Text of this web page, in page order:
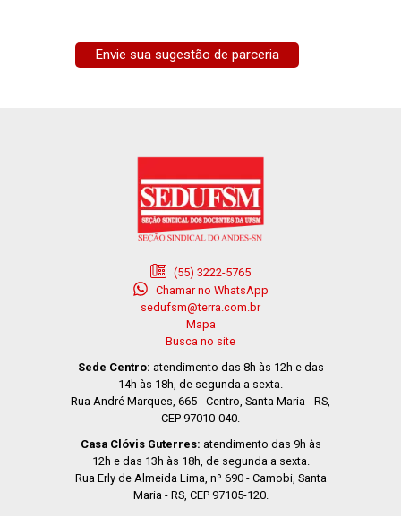
Envie sua sugestão de parceria
(55) 3222-5765
Chamar no WhatsApp
sedufsm@terra.com.br
Mapa
Busca no site
Sede Centro: atendimento das 8h às 12h e das
14h às 18h, de segunda a sexta.
Rua André Marques, 665 - Centro, Santa Maria - RS,
CEP 97010-040.
Casa Clóvis Guterres: atendimento das 9h às
12h e das 13h às 18h, de segunda a sexta.
Rua Erly de Almeida Lima, nº 690 - Camobi, Santa
Maria - RS, CEP 97105-120.